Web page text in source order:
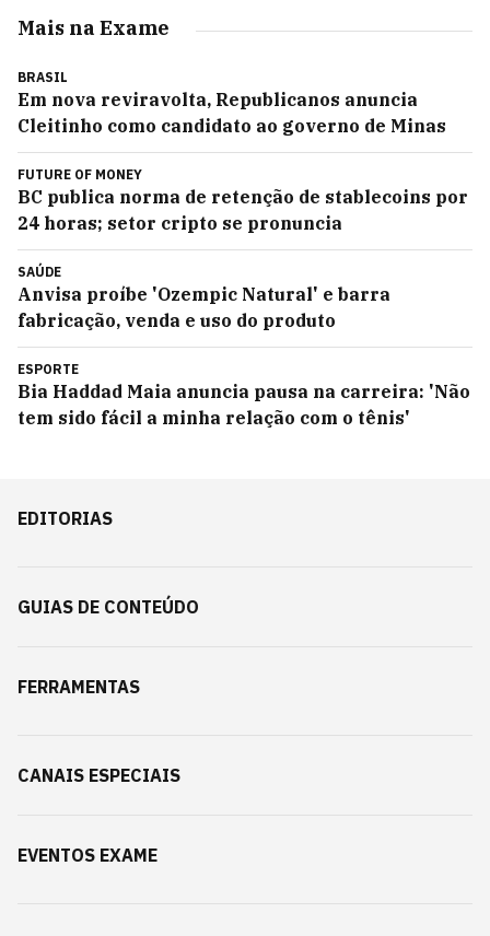
Mais na Exame
BRASIL
Em nova reviravolta, Republicanos anuncia
Cleitinho como candidato ao governo de Minas
FUTURE OF MONEY
BC publica norma de retenção de stablecoins por
24 horas; setor cripto se pronuncia
SAÚDE
Anvisa proíbe 'Ozempic Natural' e barra
fabricação, venda e uso do produto
ESPORTE
Bia Haddad Maia anuncia pausa na carreira: 'Não
tem sido fácil a minha relação com o tênis'
EDITORIAS
GUIAS DE CONTEÚDO
FERRAMENTAS
CANAIS ESPECIAIS
EVENTOS EXAME